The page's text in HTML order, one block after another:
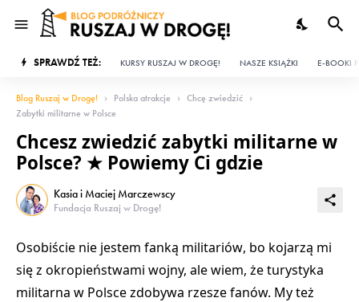
SPRAWDŹ TEŻ: KURSY RUSZAJ W DROGĘ! NASZE KSIĄŻKI E-BOOKI
Blog Ruszaj w Drogę! Polska atrakcje
Chcę zwiedzić
Zabytki militarne w Polsce
Chcesz zwiedzić zabytki militarne w
Polsce? ★ Powiemy Ci gdzie
Kasia i Maciej Marczewscy
Fundacja Ruszaj w Drogę!
Osobiście nie jestem fanką militariów, bo kojarzą mi
się z okropieństwami wojny, ale wiem, żeturystyka
militarna w Polscezdobywa rzesze fanów. My też